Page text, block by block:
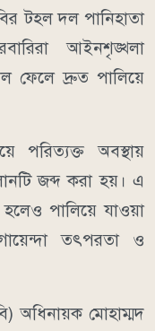
টহল দল পানিহাতা
আইনশৃঙ্খলা
ফেলে দ্রুত পালিয়ে
পরিত্যক্ত অবস্থায়
জব্দ করা হয়। এ
পালিয়ে যাওয়া
তৎপরতা ও
অধিনায়ক মোহাম্মদ